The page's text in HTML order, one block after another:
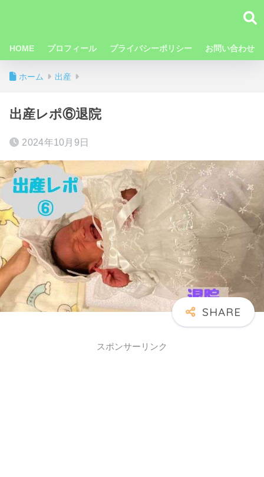
HOME プロフィール プライバシーポリシー お問い合わせ
ホーム 出産
出産レポ⑥退院
2024年10月9日
スポンサーリンク